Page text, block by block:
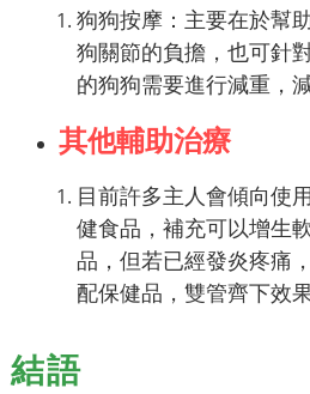
狗狗按摩：主要在於幫
狗關節的負擔，也可針
的狗狗需要進行減重，
其他輔助治療
目前許多主人會傾向使
健食品，補充可以增生
品，但若已經發炎疼痛
配保健品，雙管齊下效
結語